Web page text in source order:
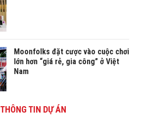
Moonfolks đặt cược vào cuộc chơi
lớn hơn “giá rẻ, gia công” ở Việt
Nam
THÔNG TIN DỰ ÁN